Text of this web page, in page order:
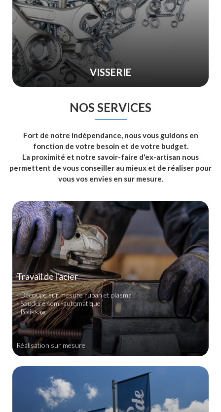
VISSERIE
NOS SERVICES
Fort de notre indépendance, nous vous guidons en
fonction de votre besoin et de votre budget.
La proximité et notre savoir-faire d'ex-artisan nous
permettent de vous conseiller au mieux et de réaliser pour
vous vos envies en sur mesure.
Travail de l'acier
- Découpe sur mesure ruban et plasma
- Soudure semi-automatique
- Polissage
Réalisation sur mesure